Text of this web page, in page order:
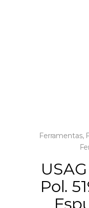
Ferramentas,
Pol.